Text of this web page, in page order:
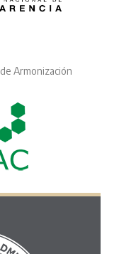
Armonización